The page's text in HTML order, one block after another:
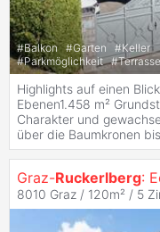
#Balkon #Garten #Keller
#Parkmöglichkeit #Terrasse
Highlights auf einen
Ebenen1.458 m²
Charakter und
über die Baumkronen
Graz-Ruckerlberg:
8010 Graz / 120m² / 5